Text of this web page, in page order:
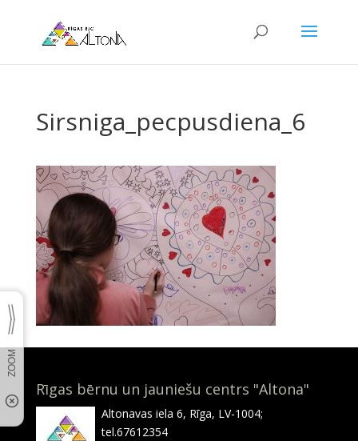
Sirsniga_pecpusdiena_6
Rīgas bērnu un jauniešu centrs "Altona"
Altonavas iela 6, Rīga, LV-1004;
tel.67612354